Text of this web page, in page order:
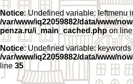
Notice: Undefined variable: leftmenu
/var/www/iq22059882/data/www/
penza.ru/i_main_cached.phpon line
Notice: Undefined variable: keywords
/var/www/iq22059882/data/www/
line 35